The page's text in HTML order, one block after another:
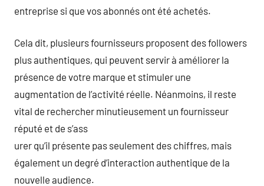
entreprise si que vos abonnés ont été achetés.
Cela dit, plusieurs fournisseurs proposent des followers
plus authentiques, qui peuvent servir à améliorer la
présence de votre marque et stimuler une
augmentation de l’activité réelle. Néanmoins, il reste
vital de rechercher minutieusement un fournisseur
réputé et de s’ass
urer qu’il présente pas seulement des chiffres, mais
également un degré d’interaction authentique de la
nouvelle audience.